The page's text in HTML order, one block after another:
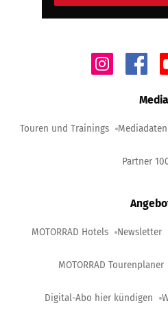
Media
Touren und Trainings
Partner
MOTORRAD Hotels Newsletter
MOTORRAD Tourenplaner
Digital-Abo hier kündigen